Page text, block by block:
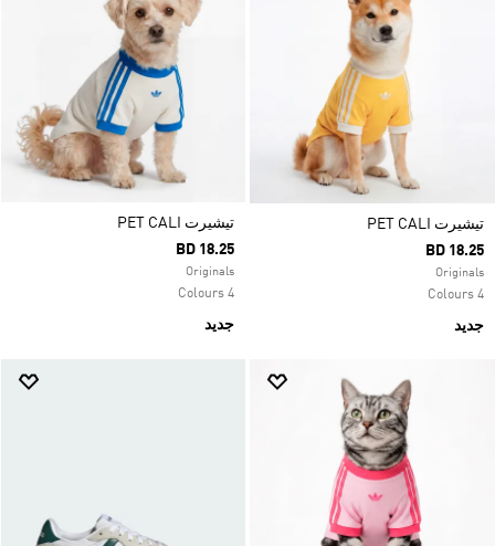
تيشيرت PET CALI
BD 18.25
Originals
4 Colours
جديد
تيشيرت PET CALI
BD 18.25
Originals
4 Colours
جديد